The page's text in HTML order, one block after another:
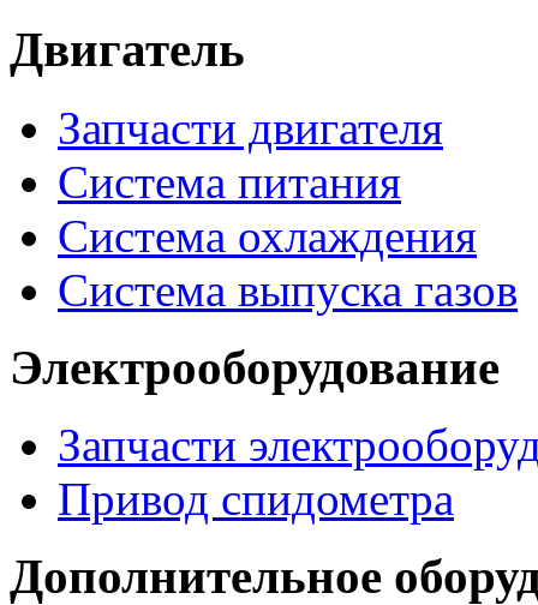
Двигатель
Запчасти двигателя
Система питания
Система охлаждения
Система выпуска газов
Электрооборудование
Запчасти
Привод спидометра
Дополнительное